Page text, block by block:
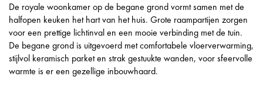
De royale woonkamer op de begane grond vormt samen met de
halfopen keuken het hart van het huis. Grote raampartijen zorgen
voor een prettige lichtinval en een mooie verbinding met de tuin.
De begane grond is uitgevoerd met comfortabele vloerverwarming,
stijlvol keramisch parket en strak gestuukte wanden, voor sfeervolle
warmte is er een gezellige inbouwhaard.